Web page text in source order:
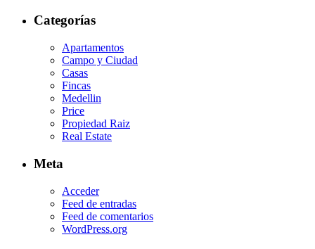
Categorías
Apartamentos
Campo y Ciudad
Casas
Fincas
Medellin
Price
Propiedad Raiz
Real Estate
Meta
Acceder
Feed de entradas
Feed de comentarios
WordPress.org